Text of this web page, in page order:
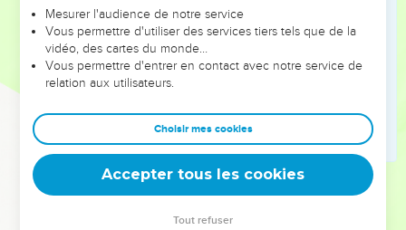
leur foi ou leur vision. Mais on voit moins les doutes, les erreurs
et les saisons difficiles qu'ils ont traversés, alors même que ce
sont elles qui les ont façonnés.
Dans cette conférence, leaders, entrepreneurs, et responsables
clés pour avancer avec plus de sagesse afin que leurs erreurs
deviennent vos tremplins. Que vous guidiez un ministère, une
équipe, un groupe ou une famille, leur expérience est faite
Mesurer l'audience de notre service
Vous permettre d'utiliser des services tiers tels que de la
vidéo, des cartes du monde…
Vous permettre d'entrer en contact avec notre service de
relation aux utilisateurs.
Choisir mes cookies
Accepter tous les cookies
Tout refuser